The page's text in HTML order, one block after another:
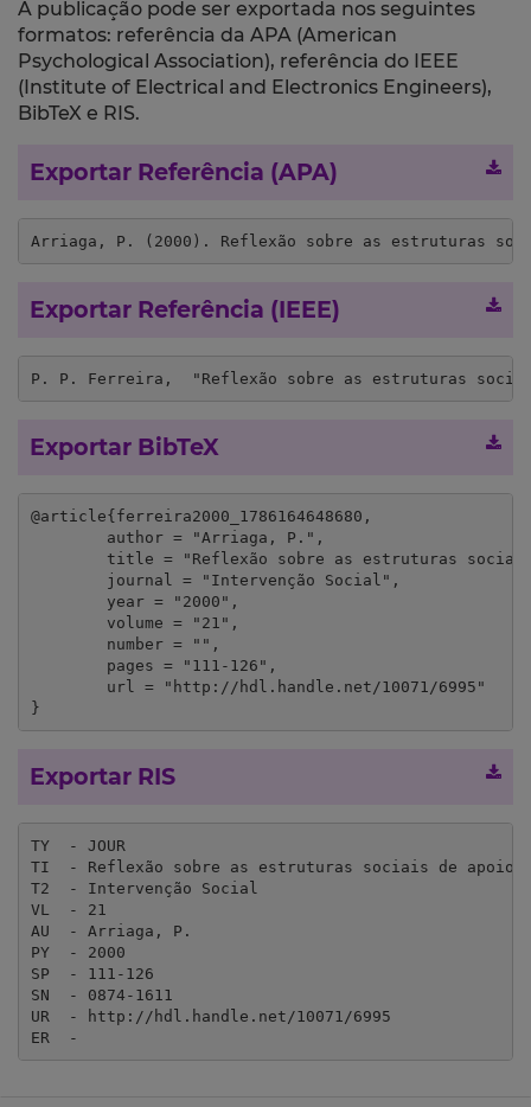
A publicação pode ser exportada nos seguintes
formatos: referência da APA (American
Psychological Association), referência do IEEE
(Institute of Electrical and Electronics Engineers),
BibTeX e RIS.
Exportar Referência (APA)
Arriaga, P. (2000). Reflexão sobre as estruturas
Exportar Referência (IEEE)
P. P. Ferreira,  "Reflexão sobre as estruturas
Exportar BibTeX
@article{ferreira2000_1786164648680,
}
Exportar RIS
TY  - JOUR
TI  - Reflexão sobre as estruturas sociais de apoio
T2  - Intervenção Social
VL  - 21
AU  - Arriaga, P.
PY  - 2000
SP  - 111-126
SN  - 0874-1611
UR  - http://hdl.handle.net/10071/6995
ER  -